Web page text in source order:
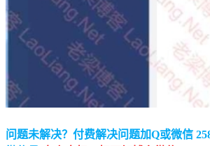
问题未解决？付费解决问题加Q或微信